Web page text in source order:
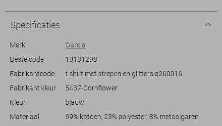
gemaakt van zachte knitwear, ideaal voor warme zomerdagen.
Of je nu een casual dagje op het terras hebt gepland of een
ontspannen strandwandeling maakt, dit T-shirt is de juiste keuze.
Combineer het met een lichte jeans of een zomerse rok voor een
gemakkelijk te combineren met verschillende stijlen. Met dit T-shirt van
Garcia ben je klaar voor elke zomerse gelegenheid.
Specificaties
Merk
Garcia
Bestelcode
10131298
Fabrikantcode
t shirt met strepen en glitters q260016
Fabrikant kleur
5437-Cornflower
Kleur
blauw
Materiaal
69% katoen, 23% polyester, 8% metaalgaren